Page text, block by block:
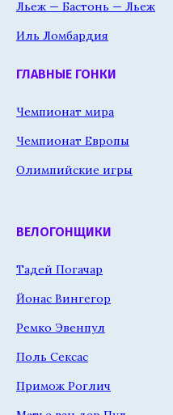
Льеж — Бастонь — Льеж
Иль Ломбардия
ГЛАВНЫЕ ГОНКИ
Чемпионат мира
Чемпионат Европы
Олимпийские игры
ВЕЛОГОНЩИКИ
Тадей Погачар
Йонас Вингегор
Ремко Эвенпул
Поль Сексас
Примож Роглич